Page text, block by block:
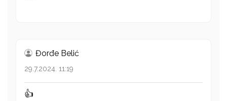
Đorđe Belić
29.7.2024. 11:19
👍